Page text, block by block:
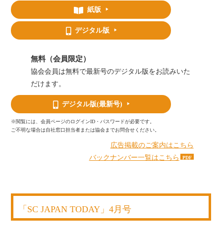
紙版
デジタル版
無料（会員限定）
協会会員は無料で最新号のデジタル版をお読みいた
だけます。
デジタル版(最新号)
※閲覧には、会員ページのログインID・パスワードが必要です。
ご不明な場合は自社窓口担当者または協会までお問合せください。
広告掲載のご案内はこちら
バックナンバー一覧はこちら
「SC JAPAN TODAY」4月号